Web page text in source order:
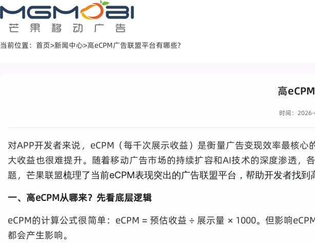
当前位置： 首页>新闻中心>高eCPM广告联盟平台有哪些?
高
时间：
对APP开发者来说，eCPM（每千次展示收益）是衡量广告变现效率最核
大收益也很难提升。随着移动广告市场的持续扩容和AI技术的深度渗透，
题，芒果联盟梳理了当前eCPM表现突出的广告联盟平台， 帮助开发者找到
一、高eCPM从哪来？先看底层逻辑
eCPM的计算公式很简单：eCPM = 预估收益 ÷ 展示量 × 1000。但影响
都会产生影响。